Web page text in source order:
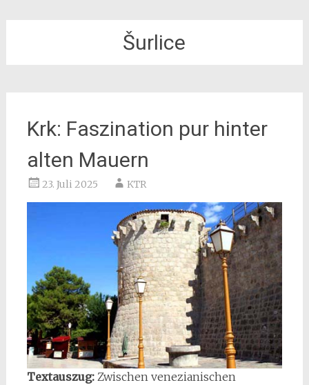
Šurlice
Krk: Faszination pur hinter
alten Mauern
23. Juli 2025 KTR
Textauszug: Zwischen venezianischen